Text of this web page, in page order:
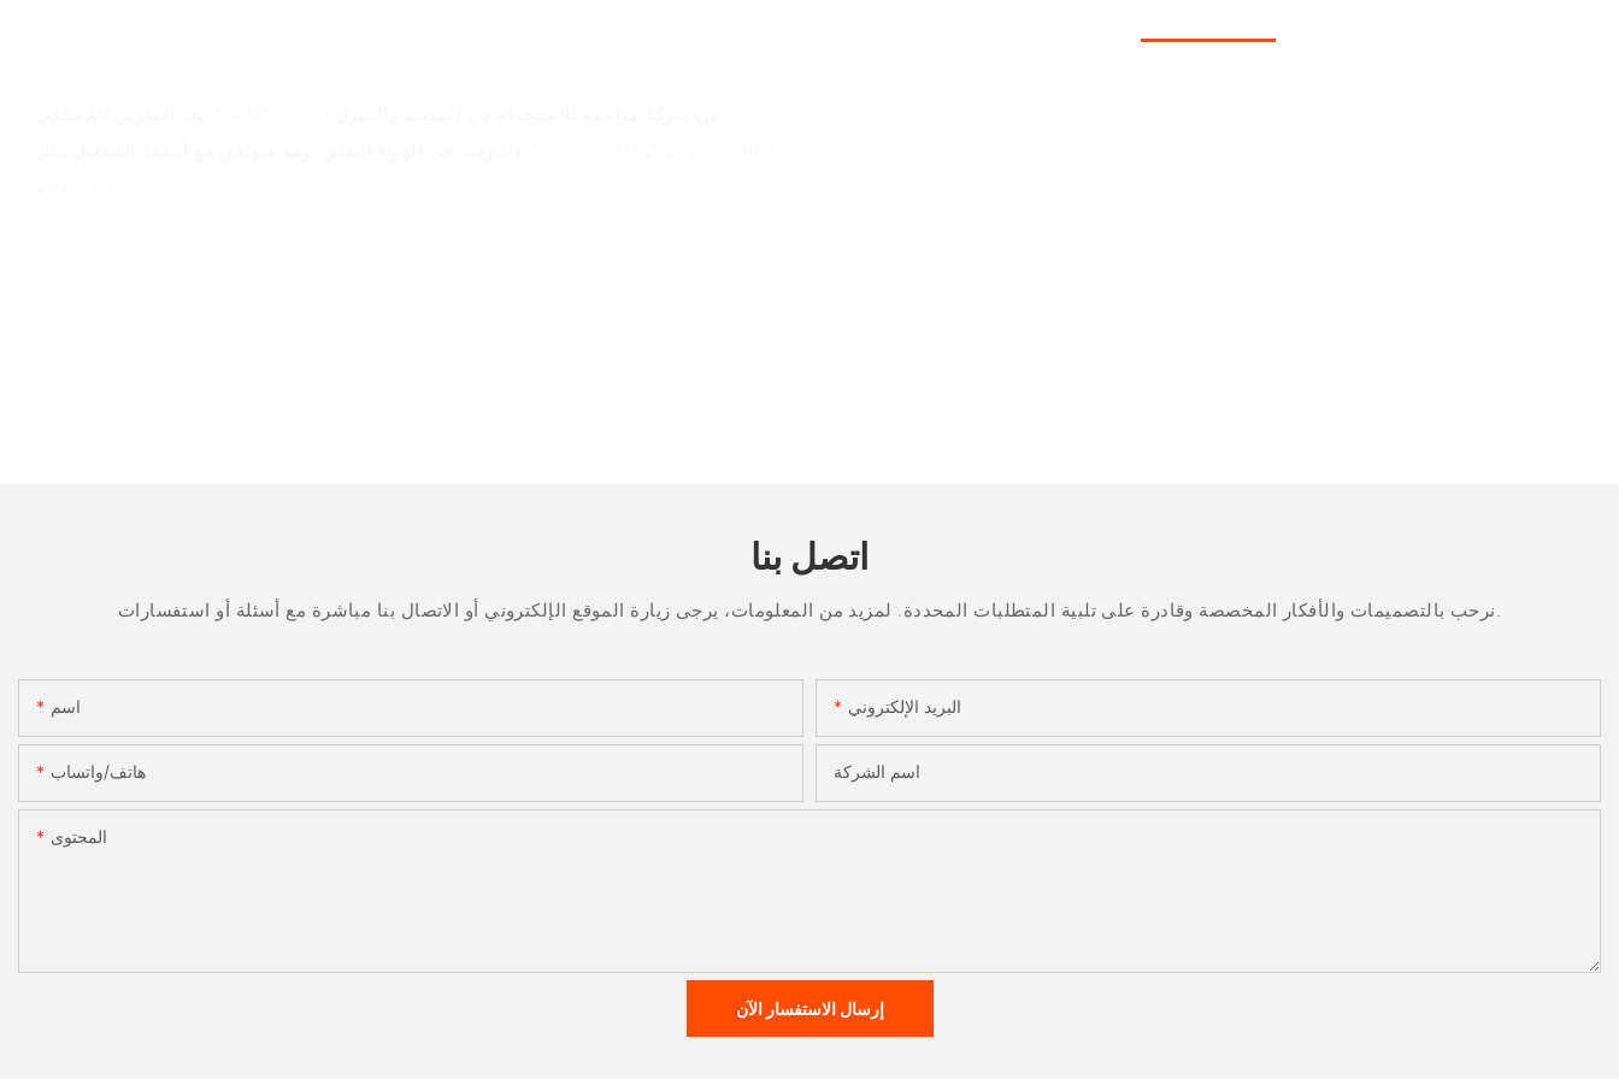
اتصل بنا
نرحب بالتصميمات والأفكار المخصصة وقادرة على تلبية المتطلبات المحددة. لمزيد من المعلومات، يرجى زيارة الموقع الإلكتروني أو الاتصال بنا مباشرة مع أسئلة أو استفسارات.
اسم البريد الإلكتروني
هاتف/واتساب اسم الشركة
المحتوى
إرسال الاستفسار الآن